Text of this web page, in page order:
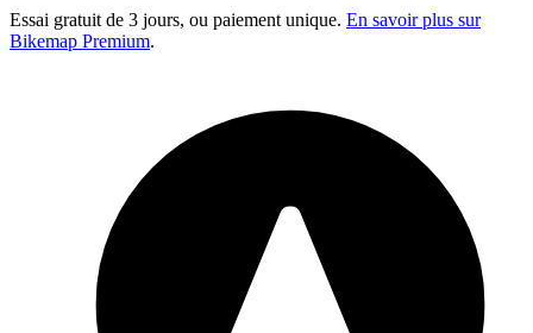
Essai gratuit de 3 jours, ou paiement unique. En savoir plus sur
Bikemap Premium.